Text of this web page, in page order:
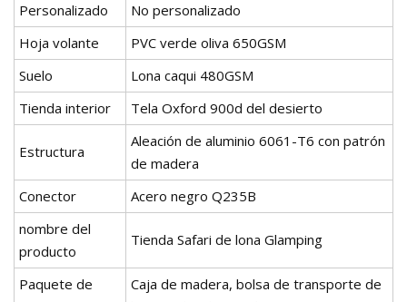
Personalizado
No personalizado
Hoja volante
PVC verde oliva 650GSM
Suelo
Lona caqui 480GSM
Tienda interior
Tela Oxford 900d del desierto
Estructura
Aleación de aluminio 6061-T6 con patrón
de madera
Conector
Acero negro Q235B
nombre del
producto
Tienda Safari de lona Glamping
Paquete de
Caja de madera, bolsa de transporte de